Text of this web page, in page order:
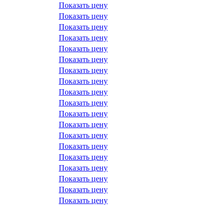
Показать цену
Показать цену
Показать цену
Показать цену
Показать цену
Показать цену
Показать цену
Показать цену
Показать цену
Показать цену
Показать цену
Показать цену
Показать цену
Показать цену
Показать цену
Показать цену
Показать цену
Показать цену
Показать цену